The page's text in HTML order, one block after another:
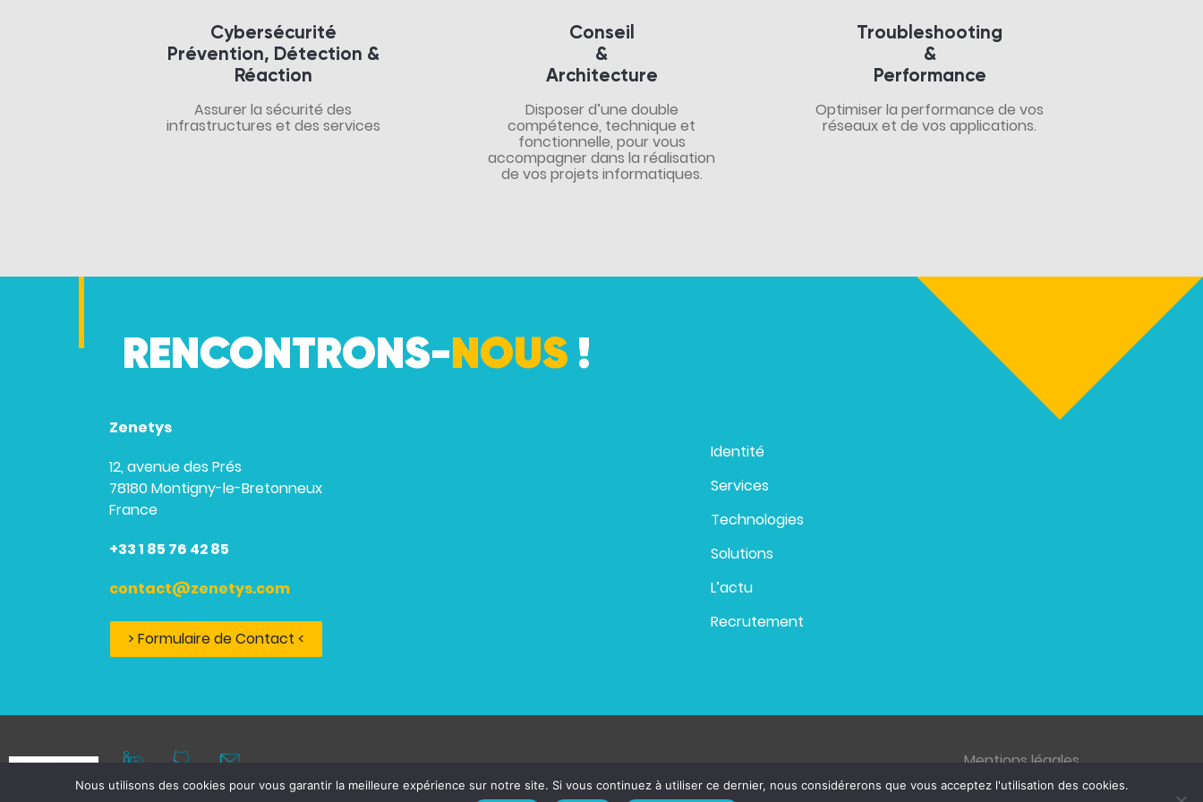
Cybersécurité
Prévention, Détection &
Réaction
Assurer la sécurité des
infrastructures et des services
Conseil
&
Architecture
Disposer d’une double
compétence, technique et
fonctionnelle, pour vous
accompagner dans la réalisation
de vos projets informatiques.
Troubleshooting
&
Performance
Optimiser la performance de vos
réseaux et de vos applications.
RENCONTRONS-NOUS !
Zenetys
12, avenue des Prés
78180 Montigny-le-Bretonneux
France
+33 1 85 76 42 85
contact@zenetys.com
> Formulaire de Contact <
Identité
Services
Technologies
Solutions
L’actu
Recrutement
Mentions légales
© 2026 ZENETYS, tous droits réservés.
Nous utilisons des cookies pour vous garantir la meilleure expérience sur notre site. Si vous continuez à utiliser ce dernier, nous considérerons que vous acceptez l'utilisation des cookies.